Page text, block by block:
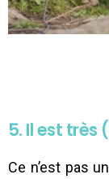
5. Il est
Ce n’est pas